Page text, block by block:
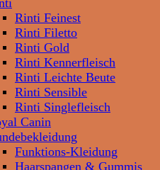
Rinti Feinest
Rinti Filetto
Rinti Gold
Rinti Kennerfleisch
Rinti Leichte Beute
Rinti Sensible
Rinti Singlefleisch
Canin
Funktions-Kleidung
Haarspangen & Gummis